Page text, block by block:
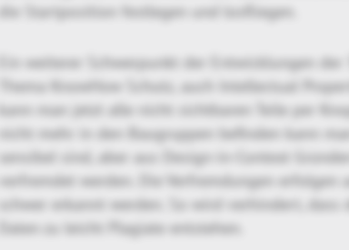
die Startposition festlegen und losfliegen.
Ein weiterer Schwerpunkt der Entwicklungen
Thema KnowHow Schutz, auch Intellectual
kann man jetzt alle nicht sichtbaren Teile per
nicht mehr in den Baugruppen befinden kann
sensibel sind, aber aus Design-in-Context
verfremdet werden. Die Verfremdungen
schwer erkannt werden. So wird verhindert,
Daten zu leicht Plagiate entstehen.